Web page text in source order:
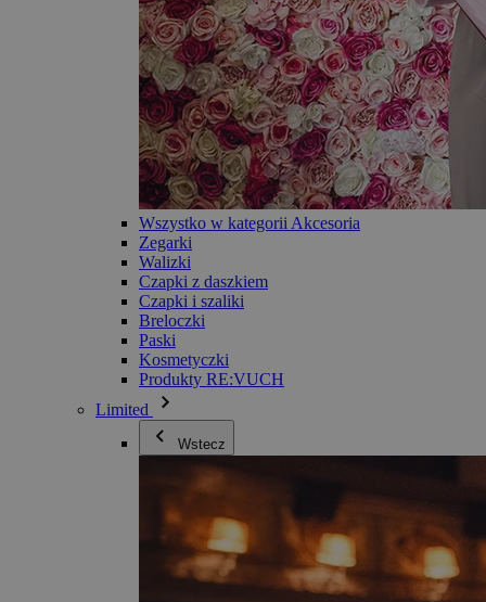
Wszystko w kategorii Akcesoria
Zegarki
Walizki
Czapki z daszkiem
Czapki i szaliki
Breloczki
Paski
Kosmetyczki
Produkty RE:VUCH
Limited
Wstecz